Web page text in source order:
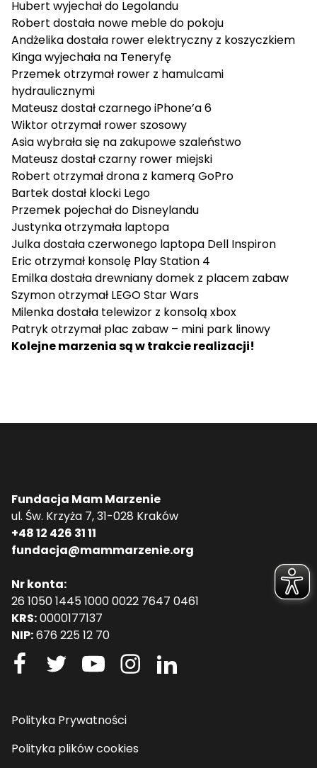
Hubert wyjechał do Legolandu
Robert dostała nowe meble do pokoju
Andżelikadostała rower elektryczny z koszyczkiem
Kingawyjechała na Teneryfę
Przemekotrzymał rower z hamulcami
hydraulicznymi
Mateusz dostał czarnego iPhone’a 6
Wiktorotrzymał rower szosowy
Asiawybrała się na zakupowe szaleństwo
Mateusz dostał czarny rower miejski
Robert otrzymał drona z kamerą GoPro
Bartekdostał klocki Lego
Przemek pojechał do Disneylandu
Justynkaotrzymała laptopa
Julkadostała czerwonego laptopa Dell Inspiron
Eric otrzymał konsolę Play Station 4
Emilkadostała drewniany domek z placem zabaw
Szymonotrzymał LEGO Star Wars
Milenkadostała telewizor z konsolą xbox
Patrykotrzymał plac zabaw – mini park linowy
Kolejne marzenia są w trakcie realizacji!
Fundacja Mam Marzenie
ul. Św. Krzyża 7, 31-028 Kraków
+48 12 426 31 11
fundacja@mammarzenie.org
Nr konta:
26 1050 1445 1000 0022 7647 0461
KRS:0000177137
NIP:676 225 12 70
Polityka Prywatności
Polityka plików cookies